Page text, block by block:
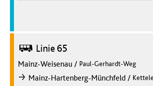
Bus Linie 65
Mainz-Weisenau / Paul-Gerhardt-Weg
nachMainz-Hartenberg-Münchfeld /